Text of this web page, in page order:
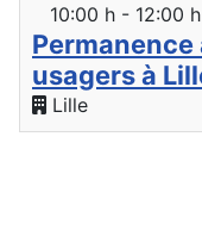
10:00 h - 12:00 h
Permanence
usagers à
Lille